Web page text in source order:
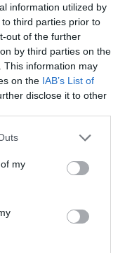
information utilized by
third parties prior to
out of the further
by third parties on the
This information may
on the IAB’s List of
disclose it to other
my